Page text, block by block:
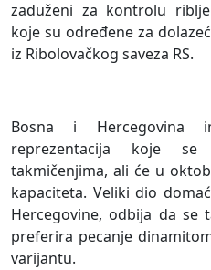
zaduženi za kontrolu
koje su određene za
iz Ribolovačkog saveza RS.
Bosna i Hercegovina
reprezentacija koje
takmičenjima, ali će u
kapaciteta. Veliki dio
Hercegovine, odbija da
preferira pecanje
varijantu.